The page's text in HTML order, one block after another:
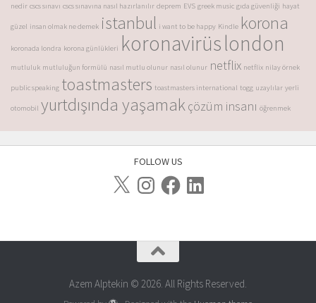
nedir cscs sınavı cscs sınavına nasıl hazırlanılır deprem EVS greek music gıda güvenliği hayat
güzel insan olmak ne demek istanbul i want to be happy Kindle korona
koronada londra korona günlükleri koronavirüslondon
mutluluk mutluluğun formülü nasıl mutlu olunur nasıl olunur netflix netflix nilay örnek
public speaking toastmasters toastmasters international togg uzaylılar yerli
otomobil yurtdışında yaşamakçözüm insanı öğrenmek
FOLLOW US
Azem Alptekin © 2026. All Rights Reserved.